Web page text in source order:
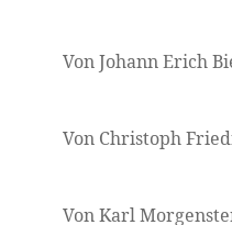
Von Johann Erich
Von Christoph
Von Karl